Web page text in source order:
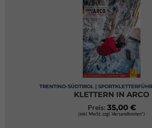
TRENTINO-SÜDTIROL |
KLETTERN IN ARCO
Preis: 35,00 €
(inkl. MwSt. zzgl. Versandkosten*)